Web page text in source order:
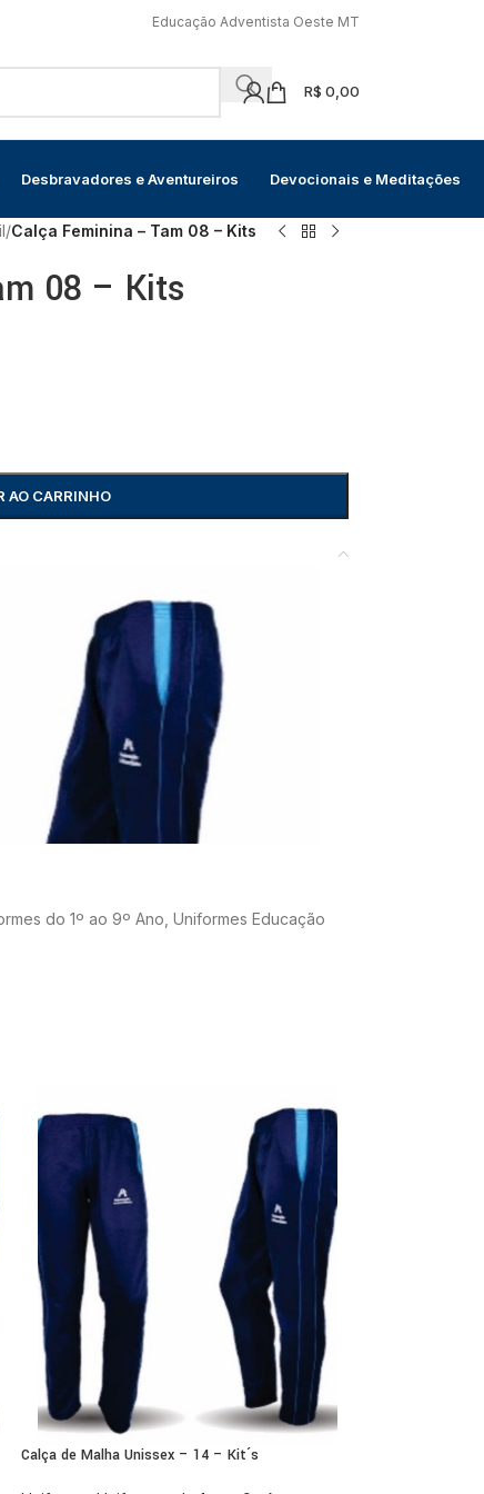
Educação Adventista Oeste MT
R$ 0,00
Desbravadores e Aventureiros Devocionais e Meditações
/Calça Feminina – Tam 08 – Kits
08 – Kits
AO CARRINHO
do 1º ao 9º Ano Uniformes Educação
Calça de Malha Unissex – 14 – Kit´s